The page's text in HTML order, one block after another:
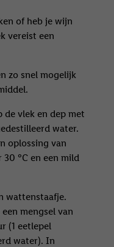
of heb je wijn
vereist een
zo snel mogelijk
de vlek en dep met
water.
oplossing van
°C en een mild
wattenstaafje.
mengsel van
(1 eetlepel
water). In
e-mailadres en
waarover
toegewezen.
vinden over de
de optie dat er enkel
technieken
alle verwerkingen
en je recht om
in te trekken, vind je
voor de Lidl
over de cookies die